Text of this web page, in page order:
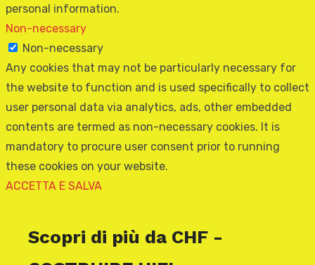
personal information.
Non-necessary
Non-necessary
Any cookies that may not be particularly necessary for
the website to function and is used specifically to collect
user personal data via analytics, ads, other embedded
contents are termed as non-necessary cookies. It is
mandatory to procure user consent prior to running
these cookies on your website.
ACCETTA E SALVA
Scopri di più da CHF -